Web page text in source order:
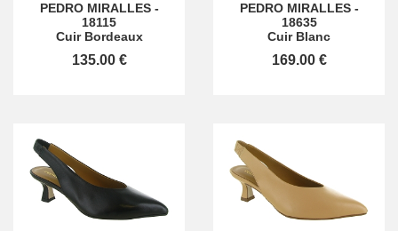
PEDRO MIRALLES-
18115
Cuir Bordeaux
135.00 €
PEDRO MIRALLES-
18635
Cuir Blanc
169.00 €